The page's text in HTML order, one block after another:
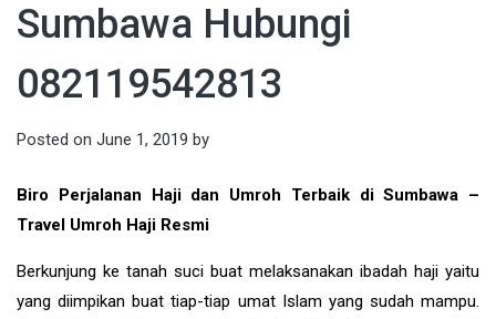
Sumbawa Hubungi
082119542813
Posted on June 1, 2019 by
Biro Perjalanan Haji dan Umroh Terbaik di Sumbawa –
Travel Umroh Haji Resmi
Berkunjung ke tanah suci buat melaksanakan ibadah haji yaitu
yang diimpikan buat tiap-tiap umat Islam yang sudah mampu.